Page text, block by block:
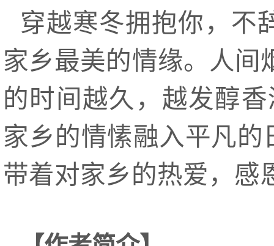
穿越寒冬拥抱你，不
家乡最美的情缘。人间
的时间越久，越发醇
家乡的情愫融入平凡
带着对家乡的热爱，